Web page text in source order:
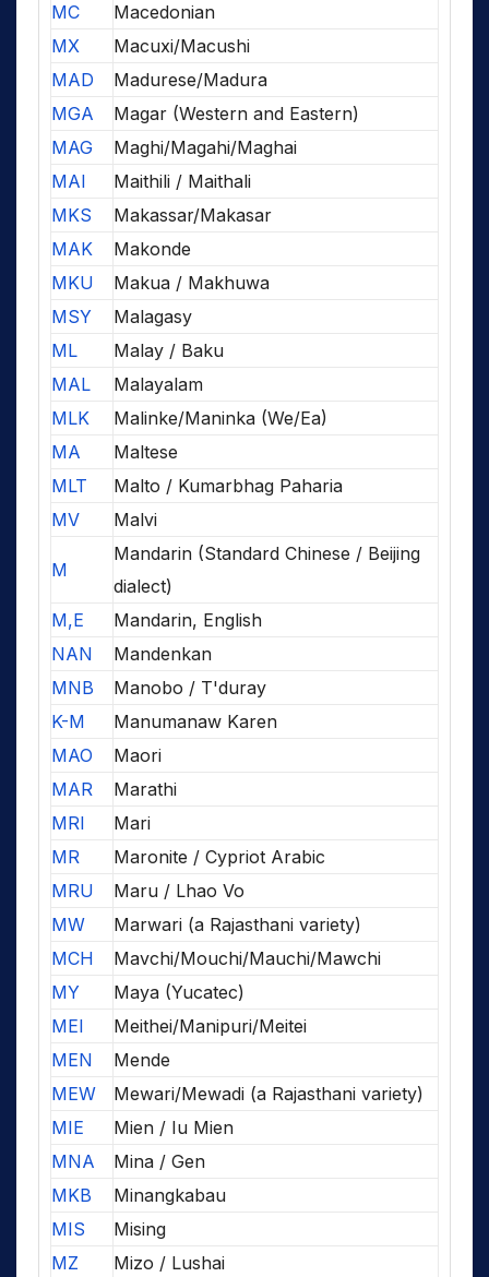
MC
Macedonian
MX
Macuxi/Macushi
MAD
Madurese/Madura
MGA
Magar (Western and Eastern)
MAG
Maghi/Magahi/Maghai
MAI
Maithili / Maithali
MKS
Makassar/Makasar
MAK
Makonde
MKU
Makua / Makhuwa
MSY
Malagasy
ML
Malay / Baku
MAL
Malayalam
MLK
Malinke/Maninka (We/Ea)
MA
Maltese
MLT
Malto / Kumarbhag Paharia
MV
Malvi
M
Mandarin (Standard Chinese / Beijing
dialect)
M,E
Mandarin, English
NAN
Mandenkan
MNB
Manobo / T'duray
K-M
Manumanaw Karen
MAO
Maori
MAR
Marathi
MRI
Mari
MR
Maronite / Cypriot Arabic
MRU
Maru / Lhao Vo
MW
Marwari (a Rajasthani variety)
MCH
Mavchi/Mouchi/Mauchi/Mawchi
MY
Maya (Yucatec)
MEI
Meithei/Manipuri/Meitei
MEN
Mende
MEW
Mewari/Mewadi (a Rajasthani variety)
MIE
Mien / Iu Mien
MNA
Mina / Gen
MKB
Minangkabau
MIS
Mising
MZ
Mizo / Lushai